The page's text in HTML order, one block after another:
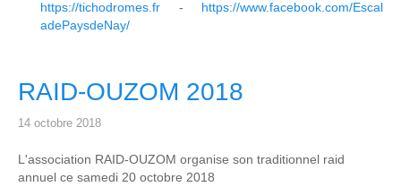
https://tichodromes.fr - https://www.facebook.com/Escal
adePaysdeNay/
RAID-OUZOM 2018
14 octobre 2018
L'association RAID-OUZOM organise son traditionnel raid
annuel ce samedi 20 octobre 2018